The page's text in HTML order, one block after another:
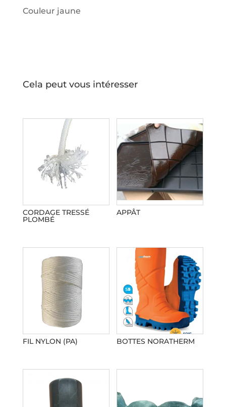
Couleur jaune
Cela peut vous intéresser
CORDAGE TRESSÉ
PLOMBÉ
APPÂT
FIL NYLON (PA) BOTTES NORATHERM